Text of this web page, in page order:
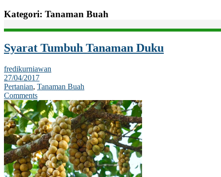
Kategori: Tanaman Buah
Syarat Tumbuh Tanaman Duku
fredikurniawan
27/04/2017
Pertanian, Tanaman Buah
Comments